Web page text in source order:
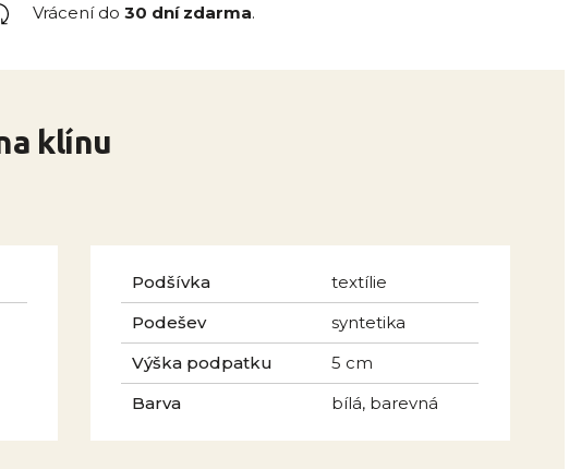
Vrácení do 30 dní zdarma.
klínu
Podšívka
textílie
Podešev
syntetika
Výška podpatku
5 cm
Barva
bílá, barevná